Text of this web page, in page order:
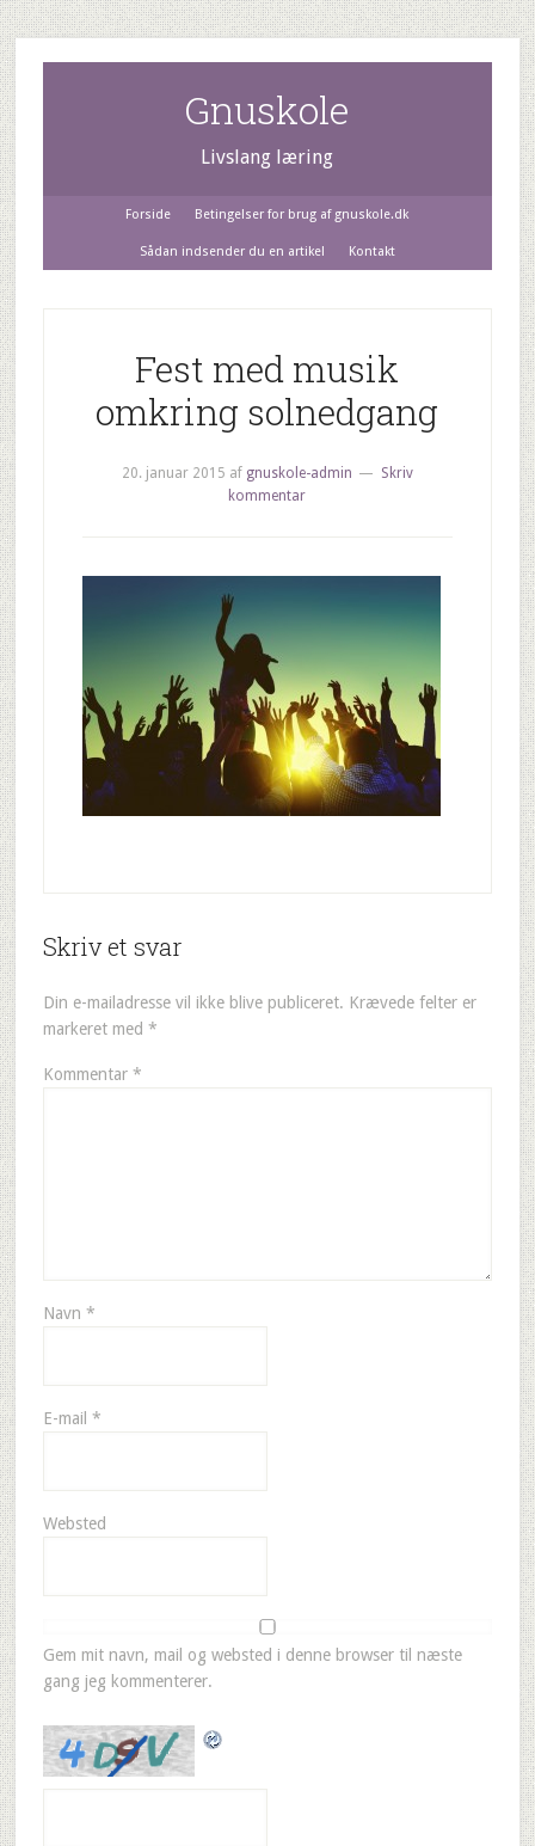
Gnuskole
Livslang læring
Forside Betingelser for brug af gnuskole.dk
Sådan indsender du en artikel Kontakt
Fest med musik
omkring solnedgang
20. januar 2015 af gnuskole-admin
Skriv
kommentar
Skriv et svar
Din e-mailadresse vil ikke blive publiceret. Krævede felter er
markeret med *
Kommentar *
Navn *
E-mail *
Websted
Gem mit navn, mail og websted i denne browser til næste
gang jeg kommenterer.